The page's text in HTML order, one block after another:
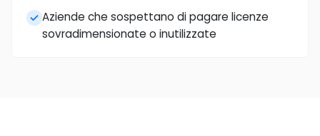
Aziende che sospettano di pagare licenze
sovradimensionate o inutilizzate